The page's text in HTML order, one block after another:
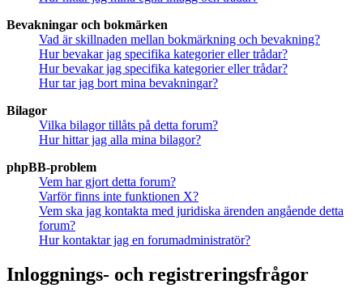
Bevakningar och bokmärken
Vad är skillnaden mellan bokmärkning och bevakning?
Hur bevakar jag specifika kategorier eller trådar?
Hur bevakar jag specifika kategorier eller trådar?
Hur tar jag bort mina bevakningar?
Bilagor
Vilka bilagor tillåts på detta forum?
Hur hittar jag alla mina bilagor?
phpBB-problem
Vem har gjort detta forum?
Varför finns inte funktionen X?
Vem ska jag kontakta med juridiska ärenden angående detta
forum?
Hur kontaktar jag en forumadministratör?
Inloggnings- och registreringsfrågor